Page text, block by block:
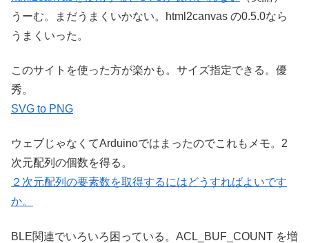
うーむ。まだうまくいかない。html2canvas の0.5.0なら
うまくいった。
このサイトを使った方が楽かも。サイズ指定できる。優
秀。
SVG to PNG
ウェブじゃなくてArduinoではまったのでこれもメモ。2
次元配列の個数を得る。
２次元配列の要素数を取得するにはどうすればよいです
か。
BLE関連でいろいろ困っている。ACL_BUF_COUNT を増